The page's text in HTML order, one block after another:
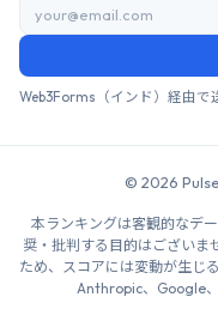
Web3Forms（インド）経由で
© 2026
本ランキングは客観的なデ
奨・批判する目的はございま
ため、スコアには変動が生じ
Anthropic、Google